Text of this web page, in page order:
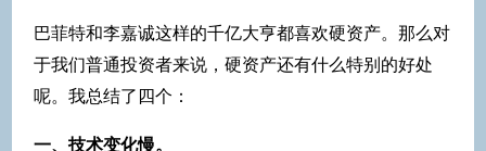
巴菲特和李嘉诚这样的千亿大亨都喜欢硬资产。那么对
于我们普通投资者来说，硬资产还有什么特别的好处
呢。我总结了四个：
一、技术变化慢。